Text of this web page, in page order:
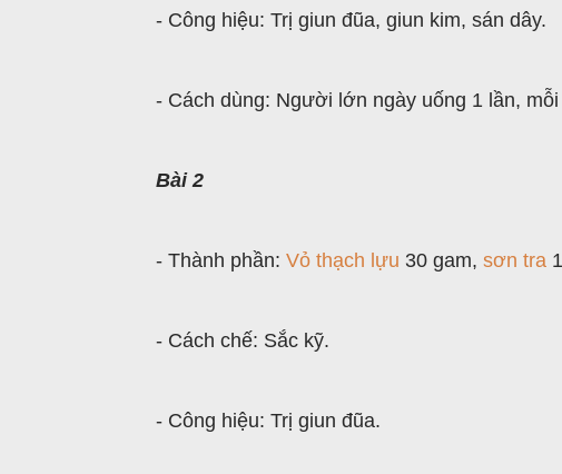
- Công hiệu: Trị giun đũa, giun kim, sán dây.
- Cách dùng: Người lớn ngày uống 1 lần,
Bài 2
- Thành phần: Vỏ thạch lựu 30 gam, sơn tra
- Cách chế: Sắc kỹ.
- Công hiệu: Trị giun đũa.